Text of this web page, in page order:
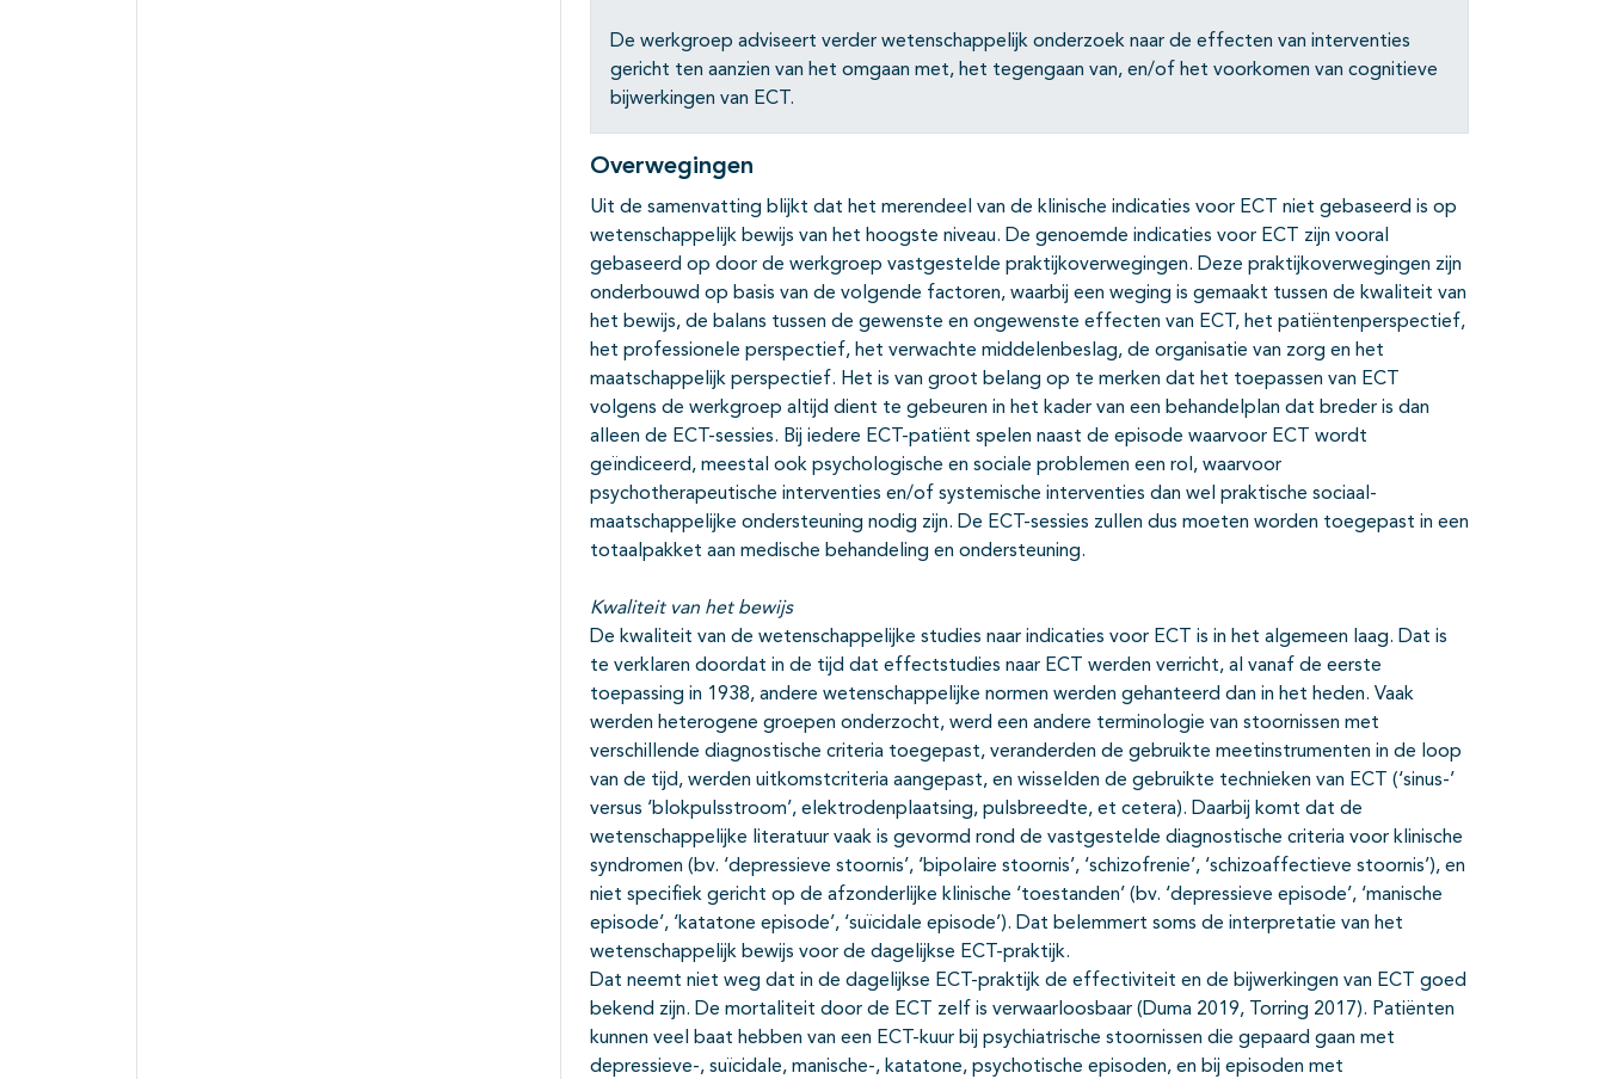
De werkgroep adviseert verder wetenschappelijk onderzoek naar de effecten van interventies
gericht ten aanzien van het omgaan met, het tegengaan van, en/of het voorkomen van cognitieve
bijwerkingen van ECT.
Overwegingen
Uit de samenvatting blijkt dat het merendeel van de klinische indicaties voor ECT niet gebaseerd is op
wetenschappelijk bewijs van het hoogste niveau. De genoemde indicaties voor ECT zijn vooral
gebaseerd op door de werkgroep vastgestelde praktijkoverwegingen. Deze praktijkoverwegingen zijn
onderbouwd op basis van de volgende factoren, waarbij een weging is gemaakt tussen de kwaliteit van
het bewijs, de balans tussen de gewenste en ongewenste effecten van ECT, het patiëntenperspectief,
het professionele perspectief, het verwachte middelenbeslag, de organisatie van zorg en het
maatschappelijk perspectief. Het is van groot belang op te merken dat het toepassen van ECT
volgens de werkgroep altijd dient te gebeuren in het kader van een behandelplan dat breder is dan
alleen de ECT-sessies. Bij iedere ECT-patiënt spelen naast de episode waarvoor ECT wordt
geïndiceerd, meestal ook psychologische en sociale problemen een rol, waarvoor
psychotherapeutische interventies en/of systemische interventies dan wel praktische sociaal-
maatschappelijke ondersteuning nodig zijn. De ECT-sessies zullen dus moeten worden toegepast in een
totaalpakket aan medische behandeling en ondersteuning.
Kwaliteit van het bewijs
De kwaliteit van de wetenschappelijke studies naar indicaties voor ECT is in het algemeen laag. Dat is
te verklaren doordat in de tijd dat effectstudies naar ECT werden verricht, al vanaf de eerste
toepassing in 1938, andere wetenschappelijke normen werden gehanteerd dan in het heden. Vaak
werden heterogene groepen onderzocht, werd een andere terminologie van stoornissen met
verschillende diagnostische criteria toegepast, veranderden de gebruikte meetinstrumenten in de loop
van de tijd, werden uitkomstcriteria aangepast, en wisselden de gebruikte technieken van ECT (‘sinus-’
versus ‘blokpulsstroom’, elektrodenplaatsing, pulsbreedte, et cetera). Daarbij komt dat de
wetenschappelijke literatuur vaak is gevormd rond de vastgestelde diagnostische criteria voor klinische
syndromen (bv. ‘depressieve stoornis’, ‘bipolaire stoornis’, ‘schizofrenie’, ‘schizoaffectieve stoornis’), en
niet specifiek gericht op de afzonderlijke klinische ‘toestanden’ (bv. ‘depressieve episode’, ‘manische
episode’, ‘katatone episode’, ‘suïcidale episode’). Dat belemmert soms de interpretatie van het
wetenschappelijk bewijs voor de dagelijkse ECT-praktijk.
Dat neemt niet weg dat in de dagelijkse ECT-praktijk de effectiviteit en de bijwerkingen van ECT goed
bekend zijn. De mortaliteit door de ECT zelf is verwaarloosbaar (Duma 2019, Torring 2017). Patiënten
kunnen veel baat hebben van een ECT-kuur bij psychiatrische stoornissen die gepaard gaan met
depressieve-, suïcidale, manische-, katatone, psychotische episoden, en bij episoden met